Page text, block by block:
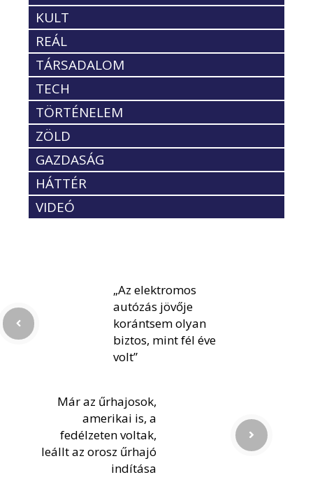
KULT
REÁL
TÁRSADALOM
TECH
TÖRTÉNELEM
ZÖLD
GAZDASÁG
HÁTTÉR
VIDEÓ
„Az elektromos
autózás jövője
korántsem olyan
biztos, mint fél éve
volt”
Már az űrhajosok,
amerikai is, a
fedélzeten voltak,
leállt az orosz űrhajó
indítása